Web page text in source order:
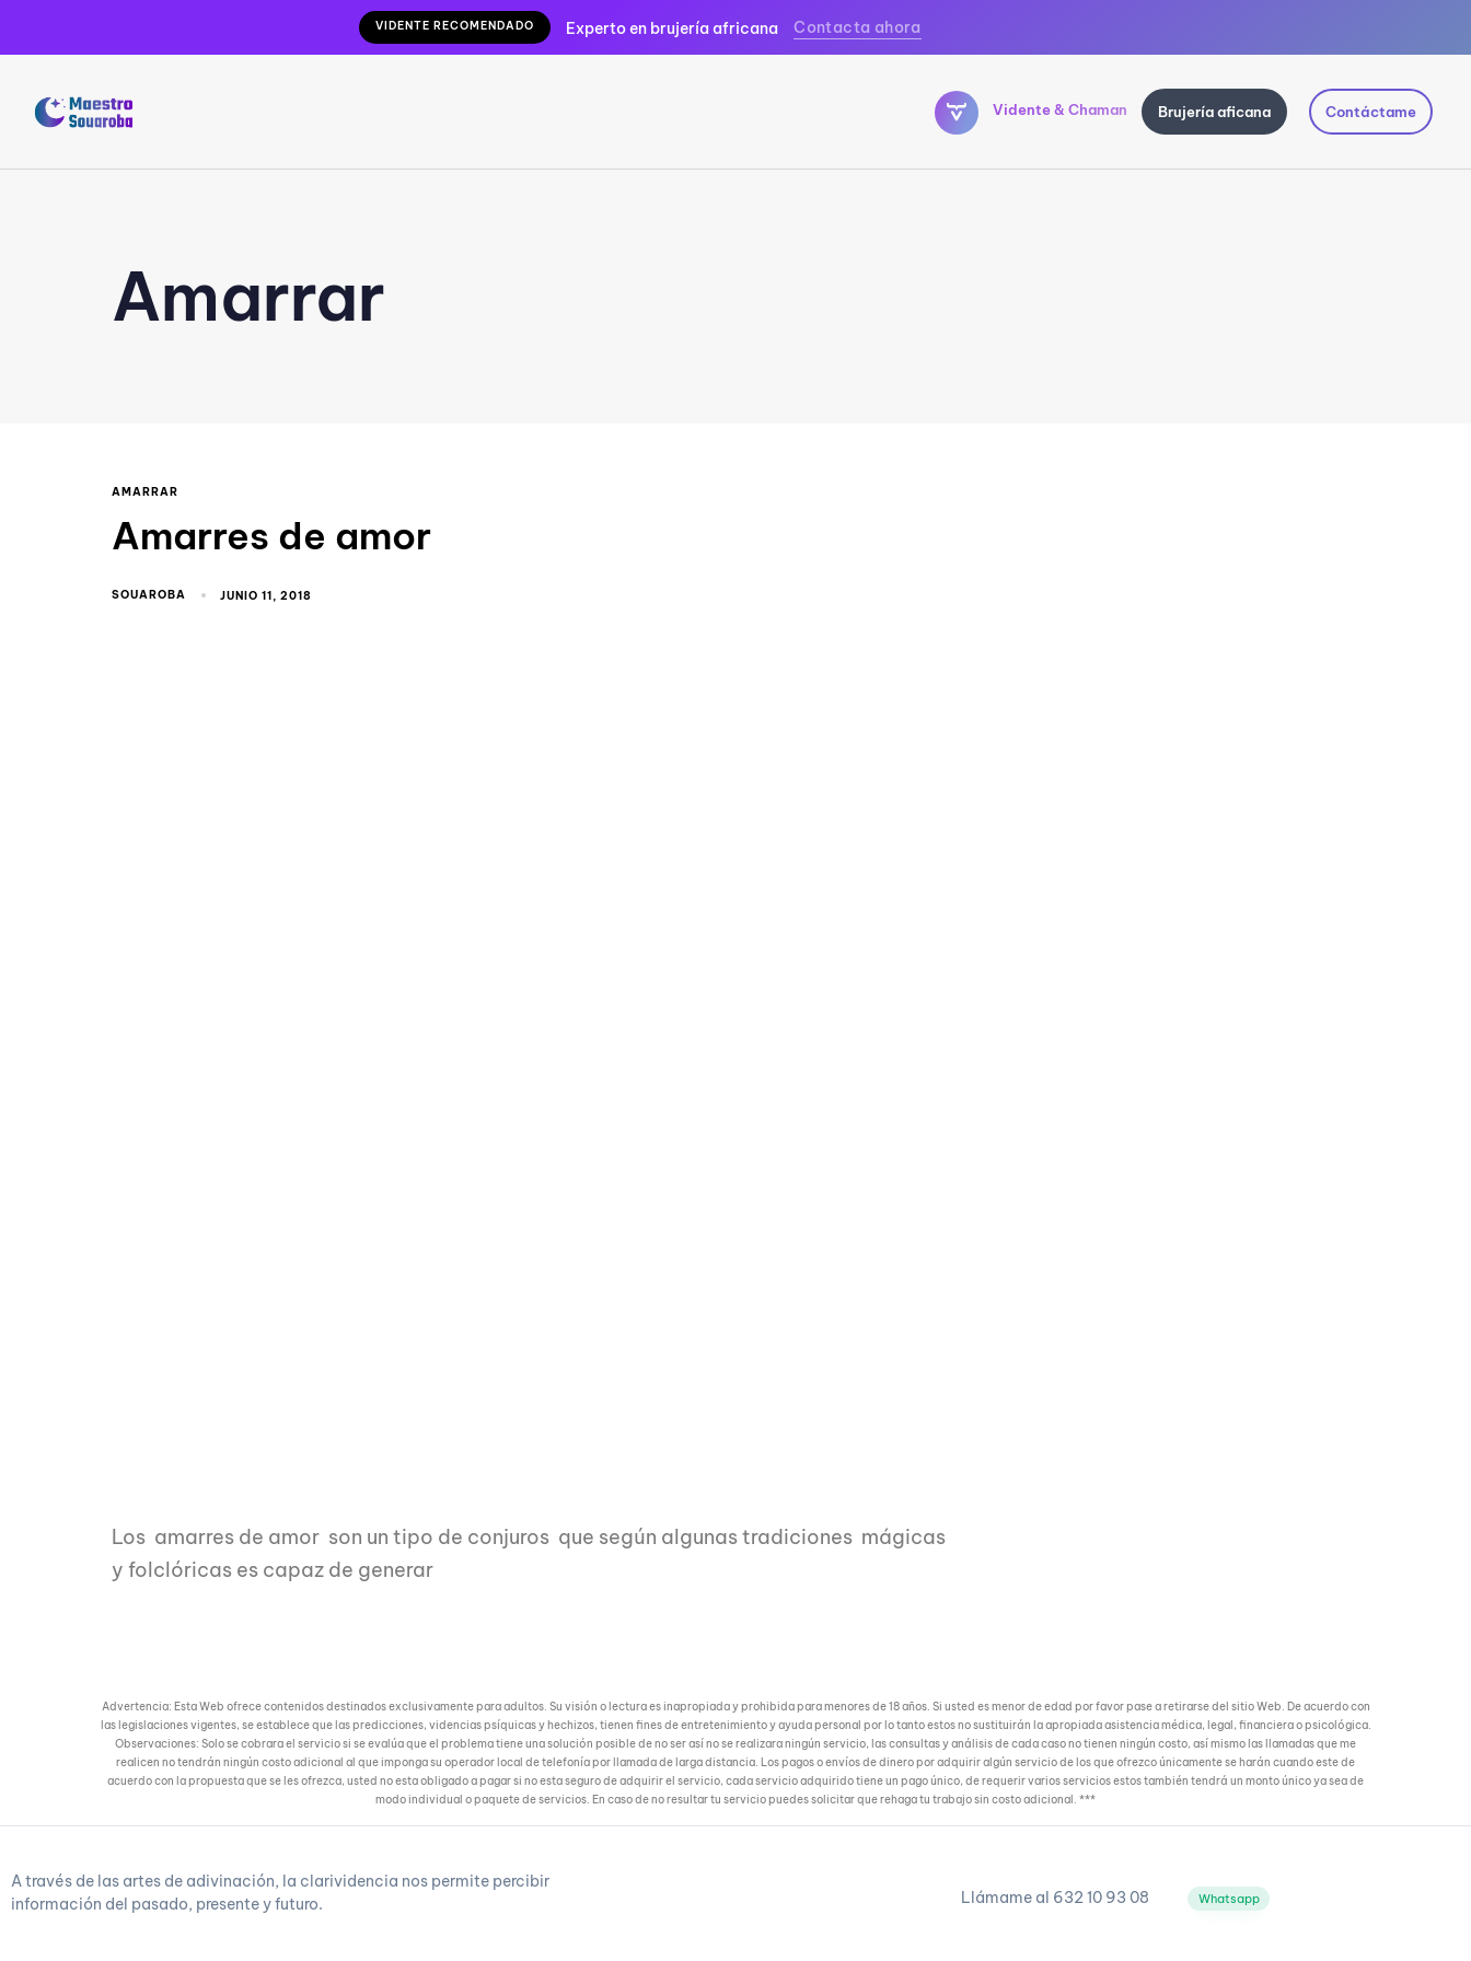
VIDENTE RECOMENDADO Experto en brujería africana Contacta ahora
Vidente & Chaman Brujería aficana Contáctame
Amarrar
AMARRAR
Amarres de amor
SOUAROBA JUNIO 11, 2018
Los amarres de amor son un tipo de conjuros que según algunas tradiciones mágicas
y folclóricas es capaz de generar
Advertencia: Esta Web ofrece contenidos destinados exclusivamente para adultos. Su visión o lectura es inapropiada y prohibida para menores de 18 años. Si usted es menor de edad por favor pase a retirarse del sitio Web. De acuerdo con
las legislaciones vigentes, se establece que las predicciones, videncias psíquicas y hechizos, tienen fines de entretenimiento y ayuda personal por lo tanto estos no sustituirán la apropiada asistencia médica, legal, financiera o psicológica.
Observaciones: Solo se cobrara el servicio si se evalúa que el problema tiene una solución posible de no ser así no se realizara ningún servicio, las consultas y análisis de cada caso no tienen ningún costo, así mismo las llamadas que me
realicen no tendrán ningún costo adicional al que imponga su operador local de telefonía por llamada de larga distancia. Los pagos o envíos de dinero por adquirir algún servicio de los que ofrezco únicamente se harán cuando este de
acuerdo con la propuesta que se les ofrezca, usted no esta obligado a pagar si no esta seguro de adquirir el servicio, cada servicio adquirido tiene un pago único, de requerir varios servicios estos también tendrá un monto único ya sea de
modo individual o paquete de servicios. En caso de no resultar tu servicio puedes solicitar que rehaga tu trabajo sin costo adicional. ***
A través de las artes de adivinación, la clarividencia nos permite percibir
información del pasado, presente y futuro.
Llámame al 632 10 93 08 Whatsapp